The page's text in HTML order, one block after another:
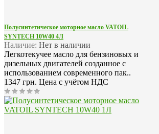
Полусинтетическое моторное масло VATOIL
SYNTECH 10W40 4Л
Наличие: Нет в наличии
Легкотекучее масло для бензиновых и
дизельных двигателей созданное с
использованием современного пак..
1347 грн. Цена с учётом НДС